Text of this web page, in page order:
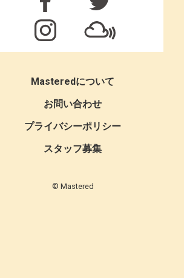
Masteredについて
お問い合わせ
プライバシーポリシー
スタッフ募集
© Mastered